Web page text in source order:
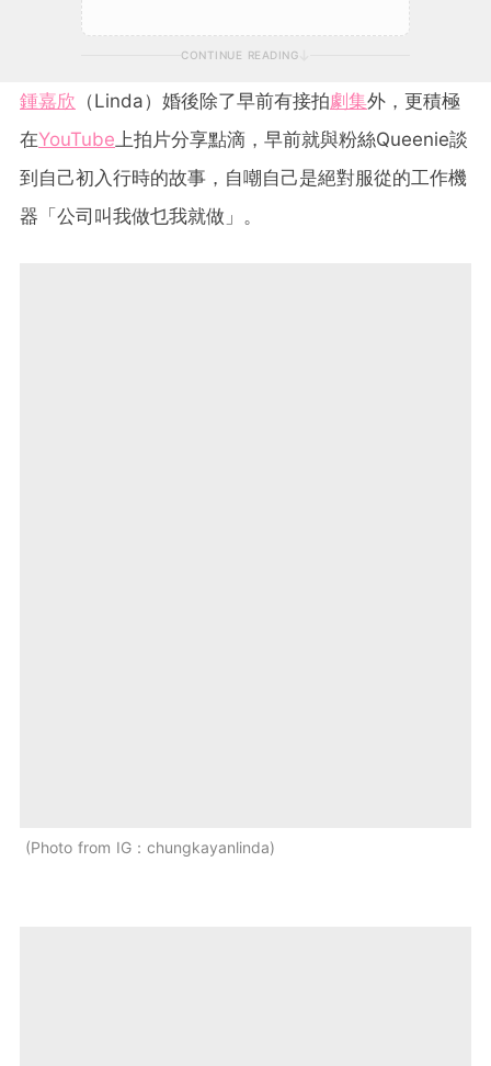
CONTINUE READING
鍾嘉欣 （Linda）婚後除了早前有接拍劇集外，更積極
在YouTube 上拍片分享點滴，早前就與粉絲Queenie談
到自己初入行時的故事，自嘲自己是絕對服從的工作機
器「公司叫我做乜我就做」。
Photo from IG：chungkayanlinda